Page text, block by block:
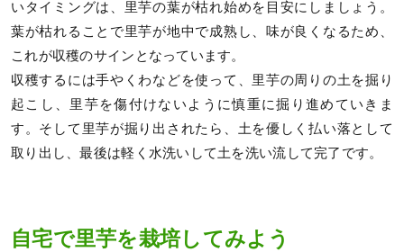
いタイミングは、里芋の葉が枯れ始めを目安にしましょう。
葉が枯れることで里芋が地中で成熟し、味が良くなるため、
これが収穫のサインとなっています。
収穫するには手やくわなどを使って、里芋の周りの土を掘り
起こし、里芋を傷付けないように慎重に掘り進めていきま
す。そして里芋が掘り出されたら、土を優しく払い落として
取り出し、最後は軽く水洗いして土を洗い流して完了です。
自宅で里芋を栽培してみよう